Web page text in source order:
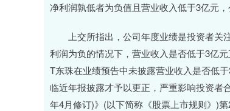
净利润孰低者为负值且营业收入低于3亿元
上交所指出，公司年度业绩是投资者关
利润为负的情况下，营业收入是否低于3亿
T东珠在业绩预告中未披露营业收入是否低
临近年报披露才予以更正，严重影响投资者
年4月修订)》(以下简称《股票上市规则》)